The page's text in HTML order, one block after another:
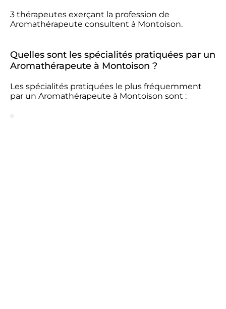
3 thérapeutes exerçant la profession de
Aromathérapeute consultent à Montoison.
Quelles sont les spécialités pratiquées par un
Aromathérapeute à Montoison ?
Les spécialités pratiquées le plus fréquemment
par un Aromathérapeute à Montoison sont :